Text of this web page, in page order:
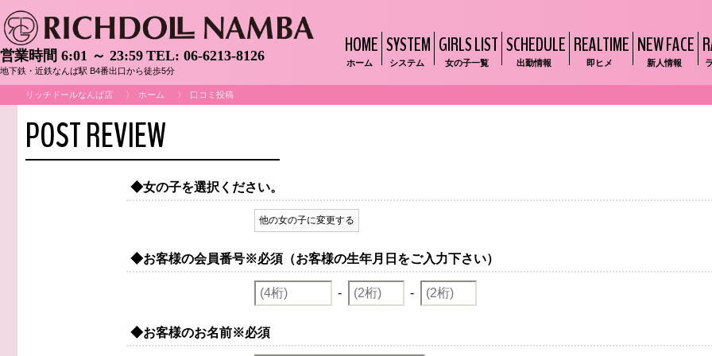
営業時間 6:01 ～ 23:59 TEL: 06-6213-8126
地下鉄・近鉄なんば駅 B4番出口から徒歩5分
HOME
ホーム
SYSTEM
システム
GIRLS LIST
女の子一覧
SCHEDULE
出勤情報
REALTIME
即ヒメ
NEW FACE
新人情報
リッチドールなんば店 ホーム 口コミ投稿
POST REVIEW
◆女の子を選択ください。
他の女の子に変更する
◆お客様の会員番号※必須（お客様の生年月日をご入力下さい）
- -
◆お客様のお名前※必須